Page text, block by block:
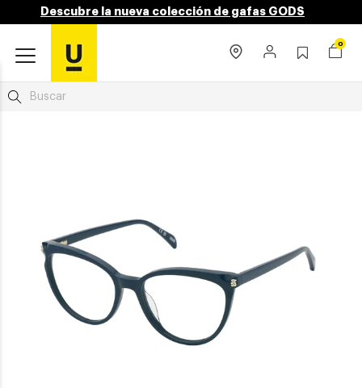
Descubre la nueva colección de gafas GODS
0